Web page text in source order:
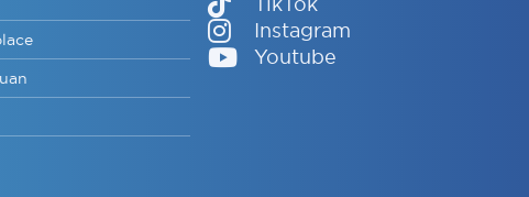
Instagram
Youtube